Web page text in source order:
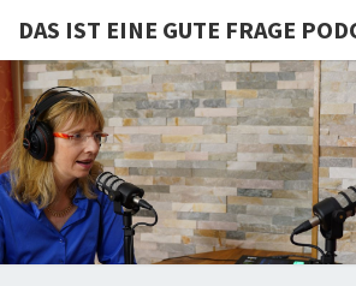
DAS IST EINE GUTE FRAGE
Von